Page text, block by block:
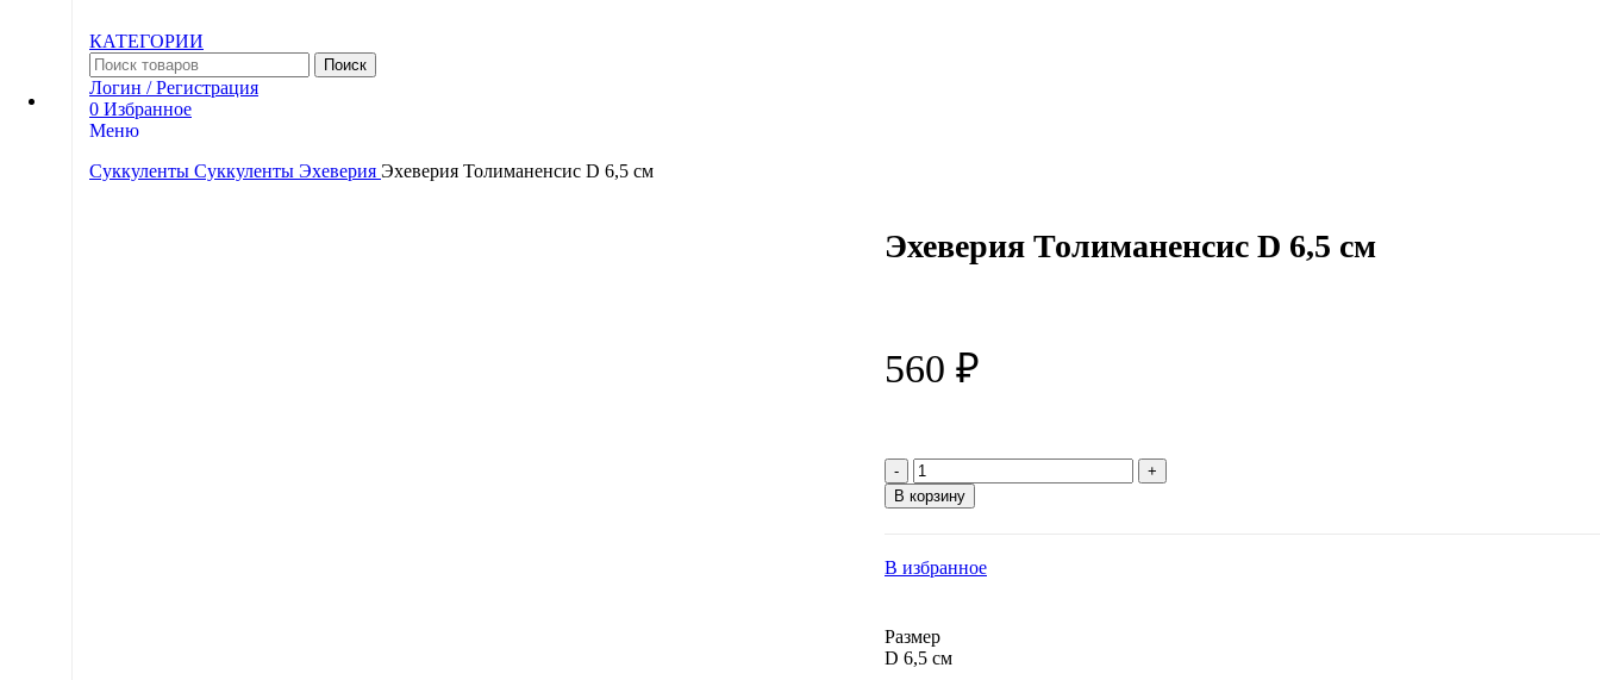
КАТЕГОРИИ
Поиск
Логин / Регистрация
0 Избранное
Меню
Поиск
Суккуленты Суккуленты Эхеверия Эхеверия Толиманенсис D 6,5 см
Эхеверия Толиманенсис D 6,5 см
560 ₽
Количество
товара
Эхеверия
6,5
В корзину
В избранное
Размер
D 6,5 см